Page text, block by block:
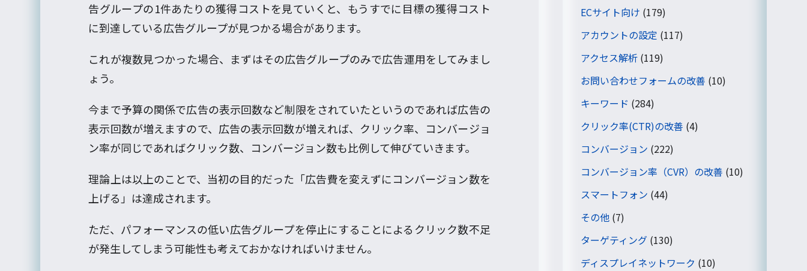
告グループの1件あたりの獲得コストを見ていくと、もうすでに目標の獲得コスト
に到達している広告グループが見つかる場合があります。
これが複数見つかった場合、まずはその広告グループのみで広告運用をしてみまし
ょう。
今まで予算の関係で広告の表示回数など制限をされていたというのであれば広告の
表示回数が増えますので、広告の表示回数が増えれば、クリック率、コンバージョ
ン率が同じであればクリック数、コンバージョン数も比例して伸びていきます。
理論上は以上のことで、当初の目的だった「広告費を変えずにコンバージョン数を
上げる」は達成されます。
ただ、パフォーマンスの低い広告グループを停止にすることによるクリック数不足
が発生してしまう可能性も考えておかなければいけません。
ECサイト向け (179)
アカウントの設定 (117)
アクセス解析(119)
お問い合わせフォームの改善 (10)
キーワード (284)
クリック率(CTR)の改善 (4)
コンバージョン (222)
コンバージョン率（CVR）の改善 (10)
スマートフォン (44)
その他(7)
ターゲティング(130)
ディスプレイネットワーク (10)